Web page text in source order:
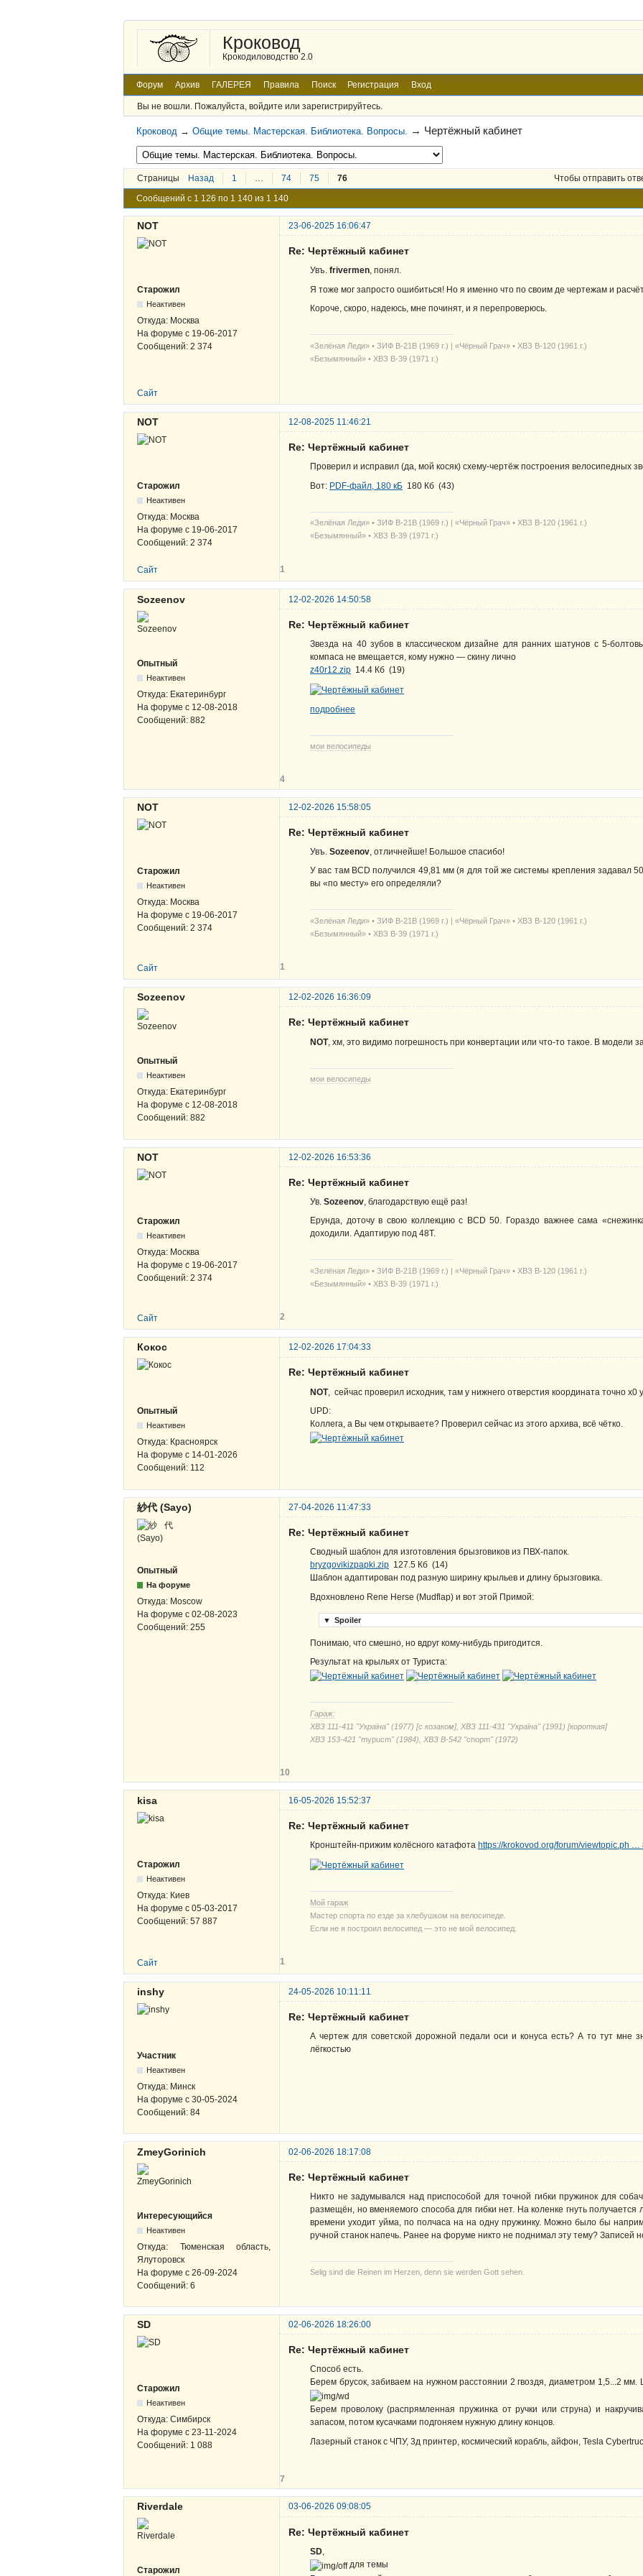
Кроковод
Крокодиловодство 2.0
Форум Архив ГАЛЕРЕЯ Правила Поиск Регистрация Вход
Вы не вошли. Пожалуйста, войдите или зарегистрируйтесь.
Кроковод →Общие темы. Мастерская. Библиотека. Вопросы. → Чертёжный кабинет
Страницы Назад 1 … 74 75 76 Чтобы отправить
Сообщений с 1 126 по 1 140 из 1 140
NOT 23-06-2025 16:06:47
Старожил
Неактивен
Откуда: Москва
На форуме с 19-06-2017
Сообщений: 2 374
Re: Чертёжный кабинет
Увъ. frivermen, понял.
Я тоже мог запросто ошибиться! Но я именно что по своим де чертежам и
Короче, скоро, надеюсь, мне починят, и я перепроверюсь.
«Зелёная Леди» • ЗИФ В-21В (1969 г.) | «Чёрный Грач» • ХВЗ В-120 (1961 г.)
«Безымянный» • ХВЗ В-39 (1971 г.)
Сайт
NOT 12-08-2025 11:46:21
Старожил
Неактивен
Откуда: Москва
На форуме с 19-06-2017
Сообщений: 2 374
Re: Чертёжный кабинет
Проверил и исправил (да, мой косяк) схему-чертёж построения велосипедных
Вот: PDF-файл, 180 кБ 180 Кб (43)
«Зелёная Леди» • ЗИФ В-21В (1969 г.) | «Чёрный Грач» • ХВЗ В-120 (1961 г.)
«Безымянный» • ХВЗ В-39 (1971 г.)
Сайт 1
Sozeenov 12-02-2026 14:50:58
Опытный
Неактивен
Откуда: Екатеринбург
На форуме с 12-08-2018
Сообщений: 882
Re: Чертёжный кабинет
Звезда на 40 зубов в классическом дизайне для ранних шатунов с 5-
компаса не вмещается, кому нужно — скину лично
z40r12.zip 14.4 Кб (19)
подробнее
мои велосипеды
4
NOT 12-02-2026 15:58:05
Старожил
Неактивен
Откуда: Москва
На форуме с 19-06-2017
Сообщений: 2 374
Re: Чертёжный кабинет
Увъ. Sozeenov, отличнейше! Большое спасибо!
У вас там BCD получился 49,81 мм (я для той же системы крепления задавал
вы «по месту» его определяли?
«Зелёная Леди» • ЗИФ В-21В (1969 г.) | «Чёрный Грач» • ХВЗ В-120 (1961 г.)
«Безымянный» • ХВЗ В-39 (1971 г.)
Сайт 1
Sozeenov 12-02-2026 16:36:09
Опытный
Неактивен
Откуда: Екатеринбург
На форуме с 12-08-2018
Сообщений: 882
Re: Чертёжный кабинет
NOT, хм, это видимо погрешность при конвертации или что-то такое. В модели
мои велосипеды
NOT 12-02-2026 16:53:36
Старожил
Неактивен
Откуда: Москва
На форуме с 19-06-2017
Сообщений: 2 374
Re: Чертёжный кабинет
Ув. Sozeenov, благодарствую ещё раз!
Ерунда, доточу в свою коллекцию с BCD 50. Гораздо важнее сама
доходили. Адаптирую под 48T.
«Зелёная Леди» • ЗИФ В-21В (1969 г.) | «Чёрный Грач» • ХВЗ В-120 (1961 г.)
«Безымянный» • ХВЗ В-39 (1971 г.)
Сайт 2
Кокос 12-02-2026 17:04:33
Опытный
Неактивен
Откуда: Красноярск
На форуме с 14-01-2026
Сообщений: 112
Re: Чертёжный кабинет
NOT, сейчас проверил исходник, там у нижнего отверстия координата точно
UPD:
Коллега, а Вы чем открываете? Проверил сейчас из этого архива, всё чётко.
紗代 (Sayo) 27-04-2026 11:47:33
Опытный
На форуме
Откуда: Moscow
На форуме с 02-08-2023
Сообщений: 255
Re: Чертёжный кабинет
Сводный шаблон для изготовления брызговиков из ПВХ-папок.
bryzgovikizpapki.zip 127.5 Кб (14)
Шаблон адаптирован под разную ширину крыльев и длину брызговика.
Вдохновлено Rene Herse (Mudflap) и вот этой Примой:
▼ Spoiler
Понимаю, что смешно, но вдруг кому-нибудь пригодится.
Результат на крыльях от Туриста:
Гараж:
ХВЗ 111-411 "Україна" (1977) [с козаком], ХВЗ 111-431 "Україна" (1991) [короткая]
ХВЗ 153-421 "mypucm" (1984), ХВЗ В-542 "cnорm" (1972)
10
kisa 16-05-2026 15:52:37
Старожил
Неактивен
Откуда: Киев
На форуме с 05-03-2017
Сообщений: 57 887
Re: Чертёжный кабинет
Кронштейн-прижим колёсного катафота https://krokovod.org/forum/viewtopic.ph
Мой гараж
Мастер спорта по езде за хлебушком на велосипеде.
Если не я построил велосипед — это не мой велосипед.
Сайт 1
inshy 24-05-2026 10:11:11
Участник
Неактивен
Откуда: Минск
На форуме с 30-05-2024
Сообщений: 84
Re: Чертёжный кабинет
А чертеж для советской дорожной педали оси и конуса есть? А то тут мне
лёгкостью
ZmeyGorinich 02-06-2026 18:17:08
Интересующийся
Неактивен
Откуда: Тюменская область,
Ялуторовск
На форуме с 26-09-2024
Сообщений: 6
Re: Чертёжный кабинет
Никто не задумывался над приспособой для точной гибки пружинок для
размещён, но вменяемого способа для гибки нет. На коленке гнуть
времени уходит уйма, по полчаса на на одну пружинку. Можно было бы
ручной станок напечь. Ранее на форуме никто не поднимал эту тему? Записей
Selig sind die Reinen im Herzen, denn sie werden Gott sehen.
SD 02-06-2026 18:26:00
Старожил
Неактивен
Откуда: Симбирск
На форуме с 23-11-2024
Сообщений: 1 088
Re: Чертёжный кабинет
Способ есть.
Берем брусок, забиваем на нужном расстоянии 2 гвоздя, диаметром 1,5...2 мм.
Берем проволоку (распрямленная пружинка от ручки или струна) и
запасом, потом кусачками подгоняем нужную длину концов.
Лазерный станок с ЧПУ, 3д принтер, космический корабль, айфон, Tesla
7
Riverdale 03-06-2026 09:08:05
Старожил
Re: Чертёжный кабинет
SD
для темы